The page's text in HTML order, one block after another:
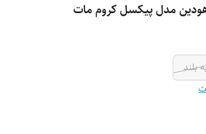
مدل پیکسل کروم مات
بلند